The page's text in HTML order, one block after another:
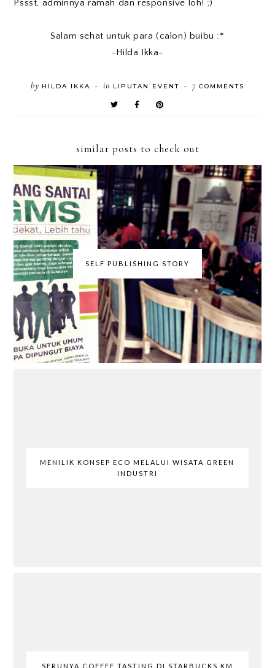
Pssst, adminnya ramah dan responsive loh! ;)
Salam sehat untuk para (calon) buibu :*
-Hilda Ikka-
by HILDA IKKA • in LIPUTAN EVENT • 7COMMENTS
similar posts to check out
SELF PUBLISHING STORY
MENILIK KONSEP ECO MELALUI WISATA GREEN
INDUSTRI
SERUNYA COFFEE TASTING DI STARBUCKS KM